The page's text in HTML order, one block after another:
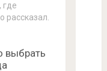
где
рассказал.
выбрать